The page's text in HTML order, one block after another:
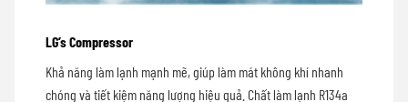
LG’s Compressor
Khả năng làm lạnh mạnh mẽ, giúp làm mát không khí nhanh
chóng và tiết kiệm năng lượng hiệu quả. Chất làm lạnh R134a